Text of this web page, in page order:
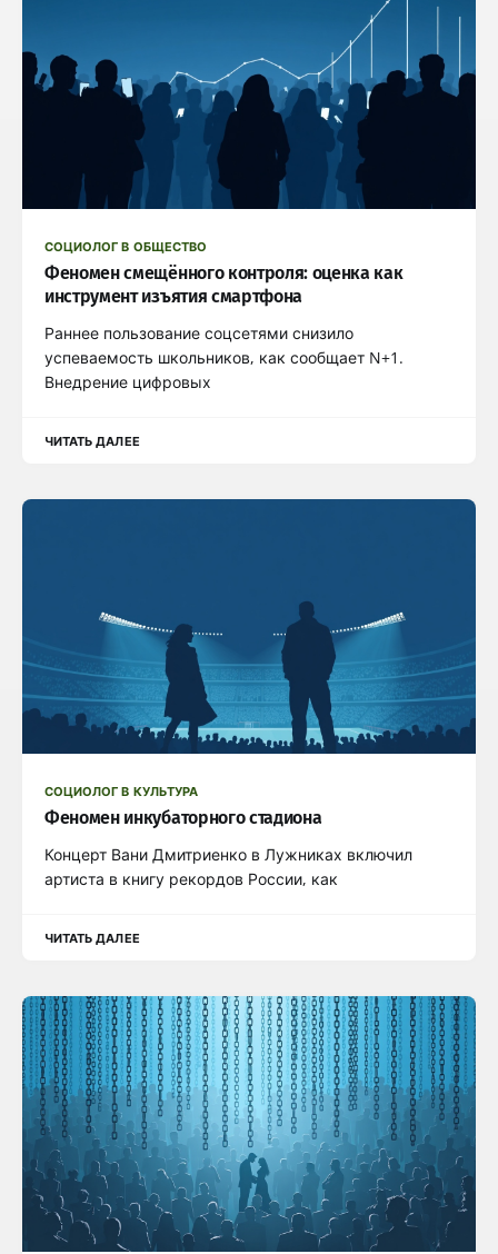
СОЦИОЛОГ В ОБЩЕСТВО
Феномен смещённого контроля: оценка как
инструмент изъятия смартфона
Раннее пользование соцсетями снизило
успеваемость школьников, как сообщает N+1.
Внедрение цифровых
ЧИТАТЬ ДАЛЕЕ
СОЦИОЛОГ В КУЛЬТУРА
Феномен инкубаторного стадиона
Концерт Вани Дмитриенко в Лужниках включил
артиста в книгу рекордов России, как
ЧИТАТЬ ДАЛЕЕ